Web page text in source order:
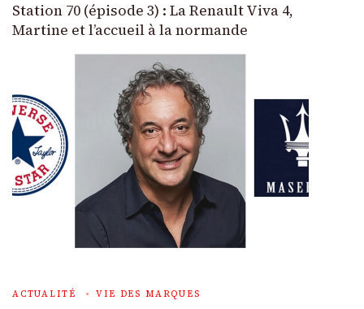
Station 70 (épisode 3) : La Renault Viva 4,
Martine et l’accueil à la normande
ACTUALITÉ VIE DES MARQUES